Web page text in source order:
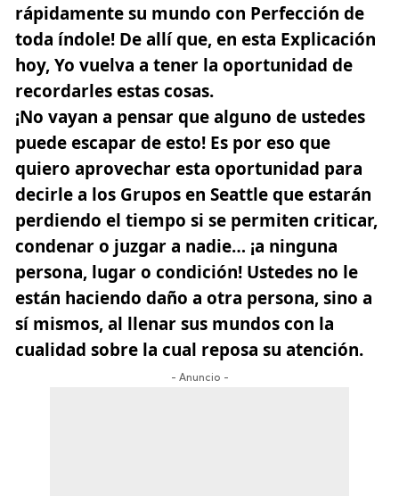
rápidamente su mundo con Perfección de
toda índole! De allí que, en esta Explicación
hoy, Yo vuelva a tener la oportunidad de
recordarles estas cosas.
¡No vayan a pensar que alguno de ustedes
puede escapar de esto! Es por eso que
quiero aprovechar esta oportunidad para
decirle a los Grupos en Seattle que estarán
perdiendo el tiempo si se permiten criticar,
condenar o juzgar a nadie… ¡a ninguna
persona, lugar o condición! Ustedes no le
están haciendo daño a otra persona, sino a
sí mismos, al llenar sus mundos con la
cualidad sobre la cual reposa su atención.
- Anuncio -